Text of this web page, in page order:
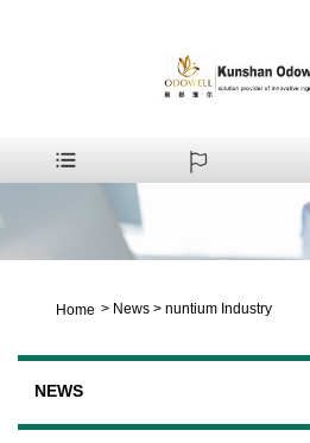
Home > News > nuntium Industry
NEWS